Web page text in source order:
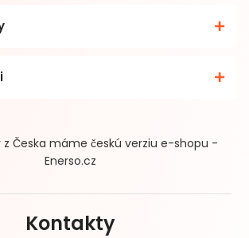
z Česka máme českú verziu e-shopu -
Enerso.cz
Kontakty